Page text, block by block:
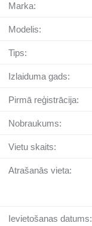
Marka:
Modelis:
Tips:
Izlaiduma gads:
Pirmā reģistrācija:
Nobraukums:
Vietu skaits:
Atrašanās vieta:
Ievietošanas datums: